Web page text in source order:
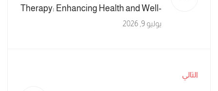
Therapy: Enhancing Health and Well-
being
يوليو 9, 2026
التالي